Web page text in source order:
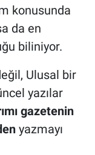
konusunda
da en
biliniyor.
Ulusal bir
yazılar
gazetenin
yazmayı